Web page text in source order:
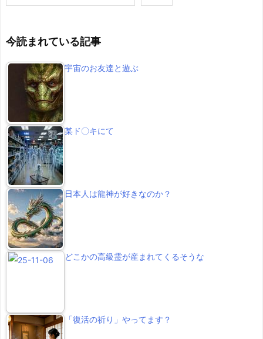
今読まれている記事
宇宙のお友達と遊ぶ
某ド〇キにて
日本人は龍神が好きなのか？
どこかの高級霊が産まれてくるそうな
「復活の祈り」やってます？